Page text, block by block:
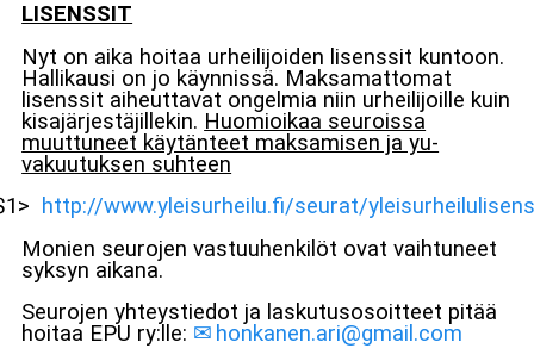
LISENSSIT
Nyt on aika hoitaa urheilijoiden lisenssit kuntoon.
Hallikausi on jo käynnissä. Maksamattomat
lisenssit aiheuttavat ongelmia niin urheilijoille kuin
kisajärjestäjillekin. Huomioikaa seuroissa
muuttuneet käytänteet maksamisen ja yu-
vakuutuksen suhteen
http://www.yleisurheilu.fi/seurat/
Monien seurojen vastuuhenkilöt ovat vaihtuneet
syksyn aikana.
Seurojen yhteystiedot ja laskutusosoitteet pitää
hoitaa EPU ry:lle:
honkanen.ari@gmail.com